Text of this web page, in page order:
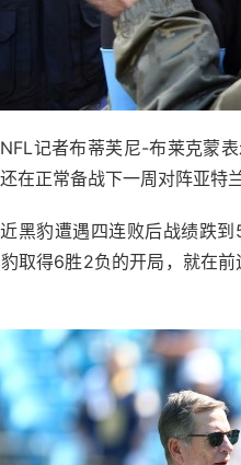
记者布蒂芙尼-布莱克蒙
在正常备战下一周对阵亚特
黑豹遭遇四连败后战绩跌
取得6胜2负的开局，就在